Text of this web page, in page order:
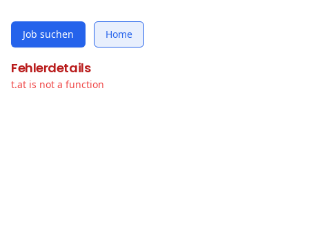
Job suchen Home
Fehlerdetails
t.at is not a function